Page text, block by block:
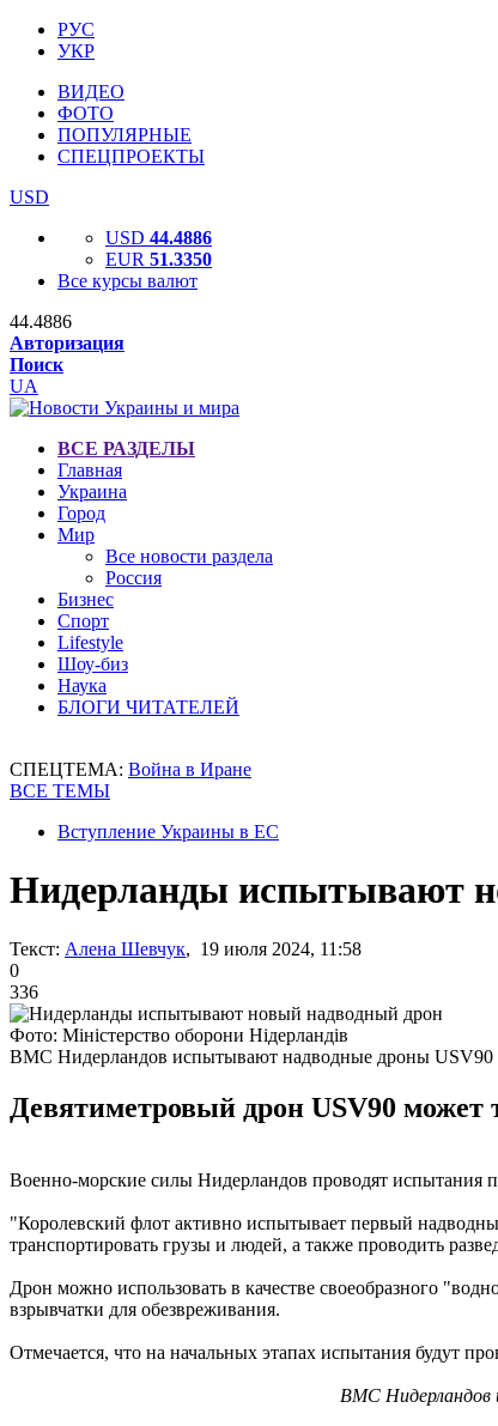
РУС
УКР
ВИДЕО
ФОТО
ПОПУЛЯРНЫЕ
СПЕЦПРОЕКТЫ
USD
USD 44.4886
EUR 51.3350
Все курсы валют
44.4886
Авторизация
Поиск
UA
ВСЕ РАЗДЕЛЫ
Главная
Украина
Город
Мир
Все новости раздела
Россия
Бизнес
Спорт
Lifestyle
Шоу-биз
Наука
БЛОГИ ЧИТАТЕЛЕЙ
СПЕЦТЕМА: Война в Иране
ВСЕ ТЕМЫ
Вступление Украины в ЕС
Нидерланды испытывают
Текст: Алена Шевчук, 19 июля 2024, 11:58
0
336
Фото: Міністерство оборони Нідерландів
ВМС Нидерландов испытывают надводные дроны USV90
Девятиметровый дрон USV90 может
Военно-морские силы Нидерландов проводят испытания
"Королевский флот активно испытывает первый
транспортировать грузы и людей, а также проводить
Дрон можно использовать в качестве своеобразного
взрывчатки для обезвреживания.
Отмечается, что на начальных этапах испытания будут
ВМС Нидерландов